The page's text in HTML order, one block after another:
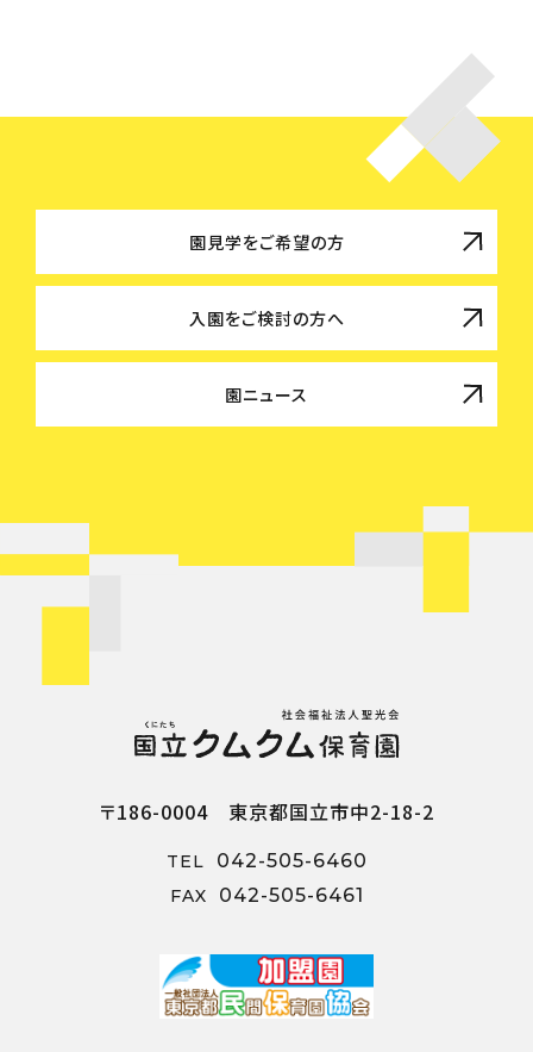
園見学をご希望の方
入園をご検討の方へ
園ニュース
〒186-0004 東京都国立市中2-18-2
TEL 042-505-6460
FAX 042-505-6461